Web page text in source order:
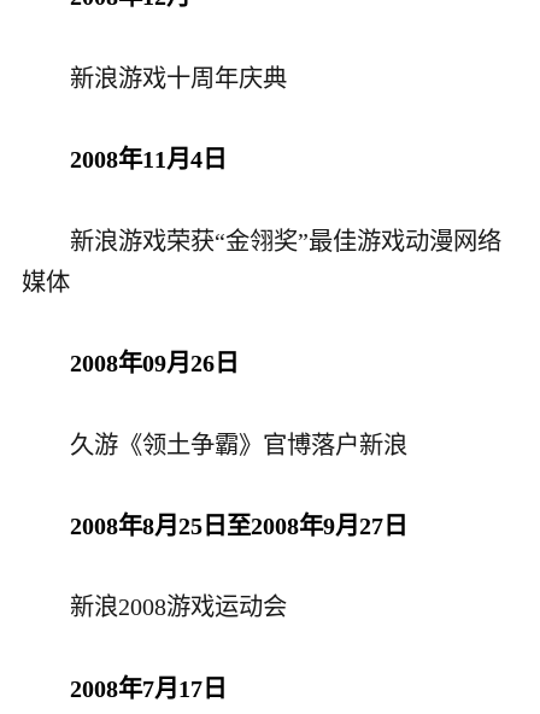
新浪游戏十周年庆典
2008年11月4日
新浪游戏荣获“金翎奖”最佳游戏动漫网络
媒体
2008年09月26日
久游《领土争霸》官博落户新浪
2008年8月25日至2008年9月27日
新浪2008游戏运动会
2008年7月17日